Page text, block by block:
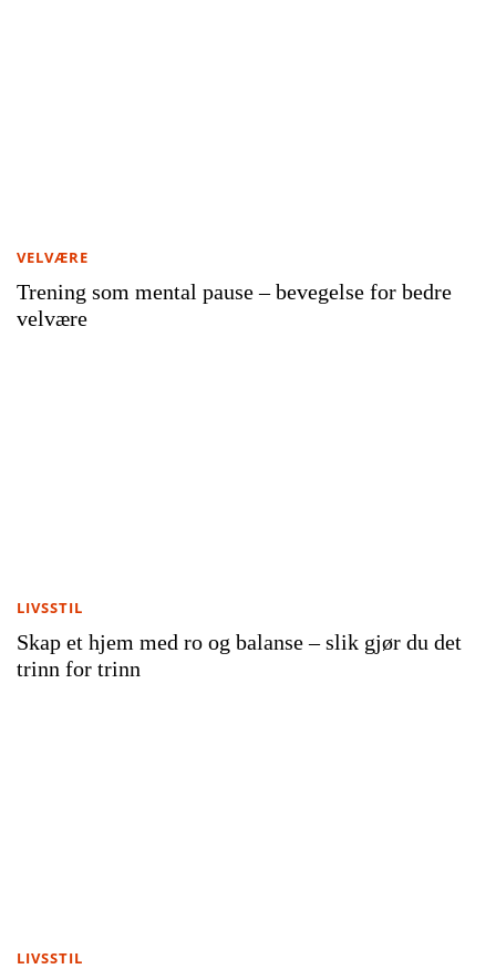
Trening som mental pause – bevegelse for bedre
velvære
VELVÆRE
Skap et hjem med ro og balanse – slik gjør du det
trinn for trinn
LIVSSTIL
LIVSSTIL